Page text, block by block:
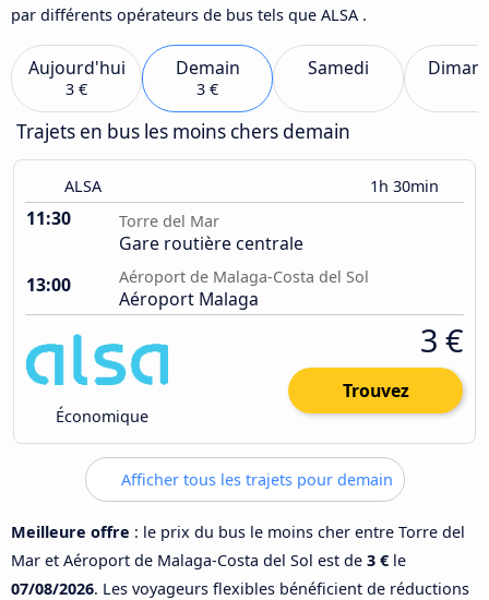
par différents opérateurs de bus tels que ALSA .
Aujourd'hui
3 €
Demain
3 €
Samedi
Trajets en bus les moins chers demain
ALSA 1h 30min
11:30 Torre del Mar
Gare routière centrale
13:00
Aéroport de Malaga-Costa del Sol
Aéroport Malaga
Économique
3 €
Trouvez
Afficher tous les trajets pour demain
Meilleure offre : le prix du bus le moins cher entre Torre del
Mar et Aéroport de Malaga-Costa del Sol est de 3 € le
07/08/2026. Les voyageurs flexibles bénéficient de réductions